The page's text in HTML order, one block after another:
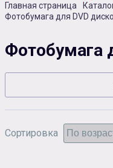
Бумага
Сувенирная
Аксессуары
Главная страница
Фотобумага для DVD
Фотобумага
Сортировка